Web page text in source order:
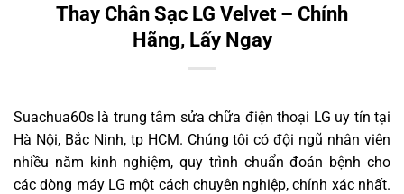
Thay Chân Sạc LG Velvet – Chính
Hãng, Lấy Ngay
Suachua60s là trung tâm sửa chữa điện thoại LG uy tín tại
Hà Nội, Bắc Ninh, tp HCM. Chúng tôi có đội ngũ nhân viên
nhiều năm kinh nghiệm, quy trình chuẩn đoán bệnh cho
các dòng máy LG một cách chuyên nghiệp, chính xác nhất.